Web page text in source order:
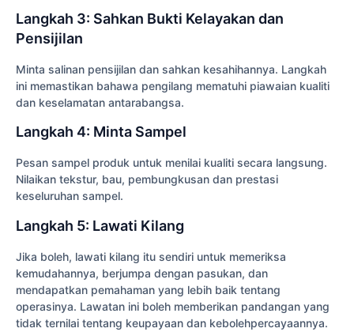
Langkah 3: Sahkan Bukti Kelayakan dan
Pensijilan
Minta salinan pensijilan dan sahkan kesahihannya. Langkah
ini memastikan bahawa pengilang mematuhi piawaian kualiti
dan keselamatan antarabangsa.
Langkah 4: Minta Sampel
Pesan sampel produk untuk menilai kualiti secara langsung.
Nilaikan tekstur, bau, pembungkusan dan prestasi
keseluruhan sampel.
Langkah 5: Lawati Kilang
Jika boleh, lawati kilang itu sendiri untuk memeriksa
kemudahannya, berjumpa dengan pasukan, dan
mendapatkan pemahaman yang lebih baik tentang
operasinya. Lawatan ini boleh memberikan pandangan yang
tidak ternilai tentang keupayaan dan kebolehpercayaannya.